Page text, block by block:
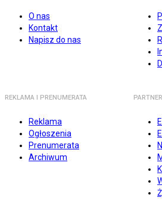
O nas
Kontakt
Napisz do nas
REKLAMA I PRENUMERATA
Reklama
Ogłoszenia
Prenumerata
Archiwum